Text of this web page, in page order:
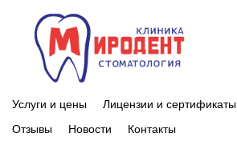
Услуги и цены Лицензии и сертификаты
Отзывы
Новости Контакты